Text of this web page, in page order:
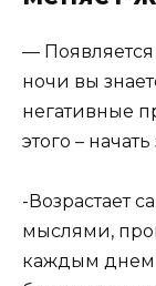
— Появляется
ночи вы
негативные
этого –
-Возрастает
мыслями,
каждым днем